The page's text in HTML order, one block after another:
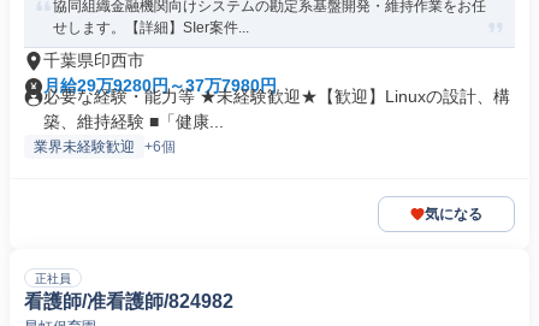
協同組織金融機関向けシステムの勘定系基盤開発・維持作業をお任
せします。【詳細】SIer案件...
千葉県印西市
月給29万9280円～37万7980円
必要な経験・能力等 ★未経験歓迎★【歓迎】Linuxの設計、構
築、維持経験 ■「健康...
業界未経験歓迎 +6個
気になる
正社員
看護師/准看護師/824982